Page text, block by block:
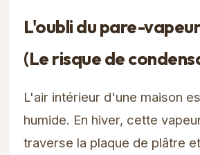
L'oubli du pare-
(Le risque de
L'air intérieur d'une maison
humide. En hiver, cette
traverse la plaque de plâtre